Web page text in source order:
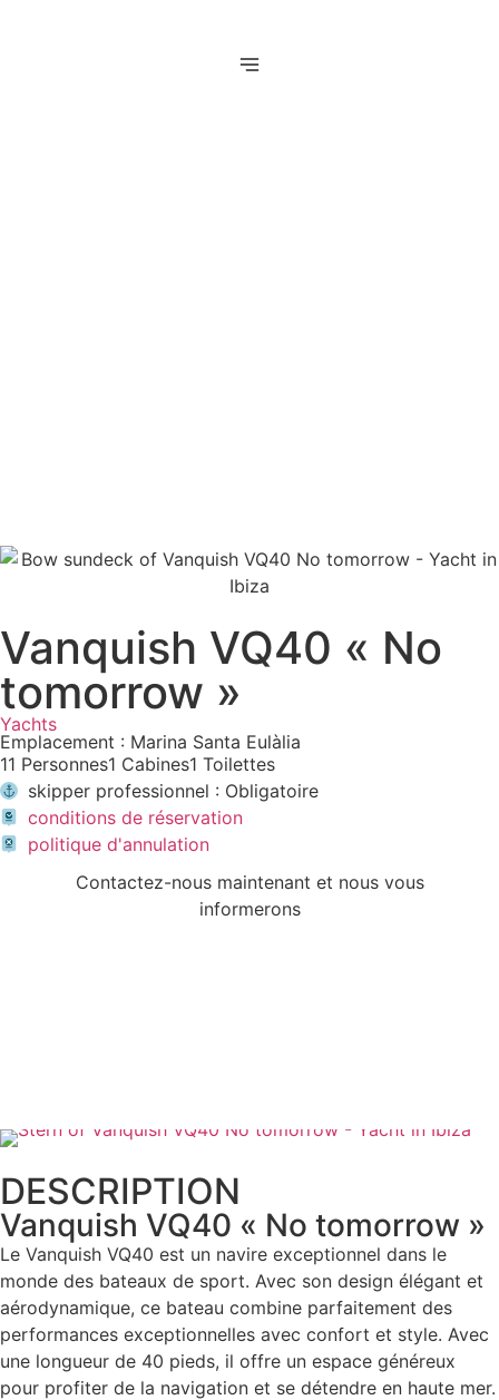
Vanquish VQ40 « No
tomorrow »
Yachts
Emplacement : Marina Santa Eulàlia
11 Personnes1 Cabines1 Toilettes
skipper professionnel : Obligatoire
conditions de réservation
politique d'annulation
Contactez-nous maintenant et nous vous
informerons
DESCRIPTION
Vanquish VQ40 « No tomorrow »
Le Vanquish VQ40 est un navire exceptionnel dans le
monde des bateaux de sport. Avec son design élégant et
aérodynamique, ce bateau combine parfaitement des
performances exceptionnelles avec confort et style. Avec
une longueur de 40 pieds, il offre un espace généreux
pour profiter de la navigation et se détendre en haute mer.